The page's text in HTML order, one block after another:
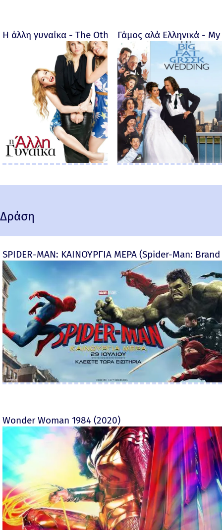
Η άλλη γυναίκα - The Other Woman – 2014
Γάμος αλά Ελληνικά -
Δράση
SPIDER-MAN: ΚΑΙΝΟΥΡΓΙΑ ΜΕΡΑ (Spider-Man:
Wonder Woman 1984 (2020)